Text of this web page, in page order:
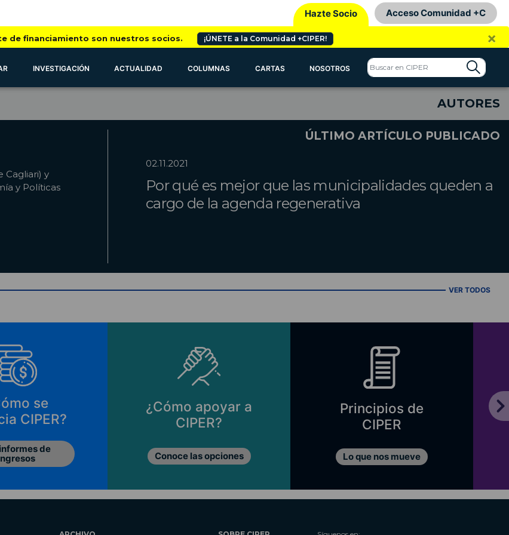
Hazte Socio Acceso Comunidad +C
de financiamiento son nuestros socios. ¡ÚNETE a la Comunidad +CIPER! ×
INVESTIGACIÓN ACTUALIDAD COLUMNAS CARTAS NOSOTROS
AUTORES
Cagliari) y
y Políticas
ÚLTIMO ARTÍCULO PUBLICADO
02.11.2021
Por qué es mejor que las municipalidades queden a
cargo de la agenda regenerativa
VER TODOS
se
CIPER?
de
¿Cómo apoyar a
CIPER?
Conoce las opciones
Principios de
CIPER
Lo que nos mueve